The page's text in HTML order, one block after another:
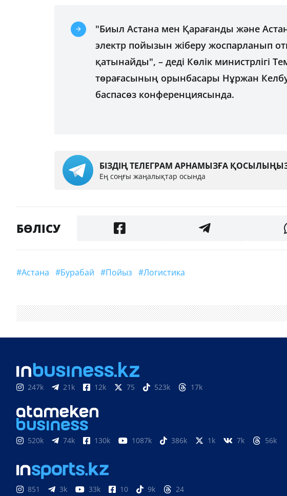
"Биыл Астана мен Қарағанды және
электр пойызын жіберу жоспарланып
қатынайды", – деді Көлік министрлігі
төрағасының орынбасары Нұржан
баспасөз конференциясында.
БІЗДІҢ ТЕЛЕГРАМ АРНАМЫЗҒА
Ең соңғы жаңалықтар осында
БӨЛІСУ
#Астана #Бурабай #пойыз #логистика
247k 21k 12k 75 523k 17k
520k 74k 130k 1087k 386k 1k 7k 56k
851 3k 33k 10 9k 24